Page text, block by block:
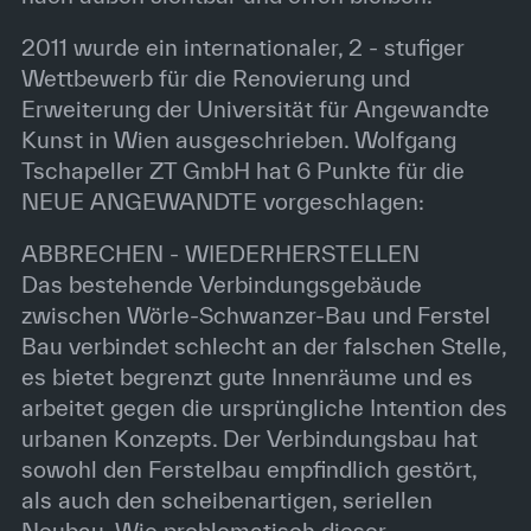
2011 wurde ein internationaler, 2 - stufiger
Wettbewerb für die Renovierung und
Erweiterung der Universität für Angewandte
Kunst in Wien ausgeschrieben. Wolfgang
Tschapeller ZT GmbH hat 6 Punkte für die
NEUE ANGEWANDTE vorgeschlagen:
ABBRECHEN - WIEDERHERSTELLEN
Das bestehende Verbindungsgebäude
zwischen Wörle-Schwanzer-Bau und Ferstel
Bau verbindet schlecht an der falschen Stelle,
es bietet begrenzt gute Innenräume und es
arbeitet gegen die ursprüngliche Intention des
urbanen Konzepts. Der Verbindungsbau hat
sowohl den Ferstelbau empfindlich gestört,
als auch den scheibenartigen, seriellen